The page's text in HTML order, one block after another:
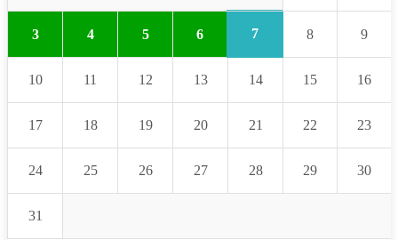
3 4 5 6 7 8 9
10 11 12 13 14 15 16
17 18 19 20 21 22 23
24 25 26 27 28 29 30
31